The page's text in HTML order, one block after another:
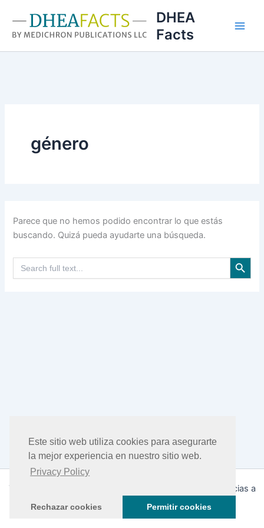
Este sitio web utiliza cookies para asegurarte
la mejor experiencia en nuestro sitio web.
Privacy Policy
Rechazar cookies Permitir cookies
contenido
DHEA
Facts
género
Parece que no hemos podido encontrar lo que estás
buscando. Quizá pueda ayudarte una búsqueda.
Buscar: Botón de
Todos los derechos © 2026 DHEA Facts | Funciona gracias a
Tema Astra para WordPress